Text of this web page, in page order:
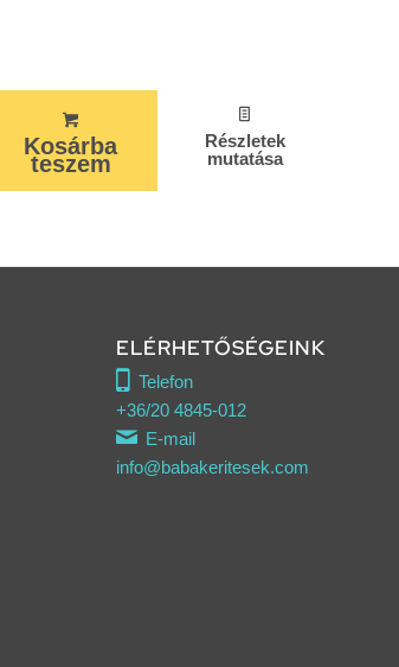
Kosárba
teszem
Részletek
mutatása
ELÉRHETŐSÉGEINK
Telefon
+36/20 4845-012
E-mail
info@babakeritesek.com